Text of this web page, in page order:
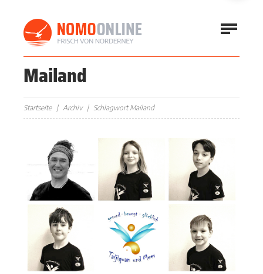
Mailand
Startseite Archiv Schlagwort Mailand